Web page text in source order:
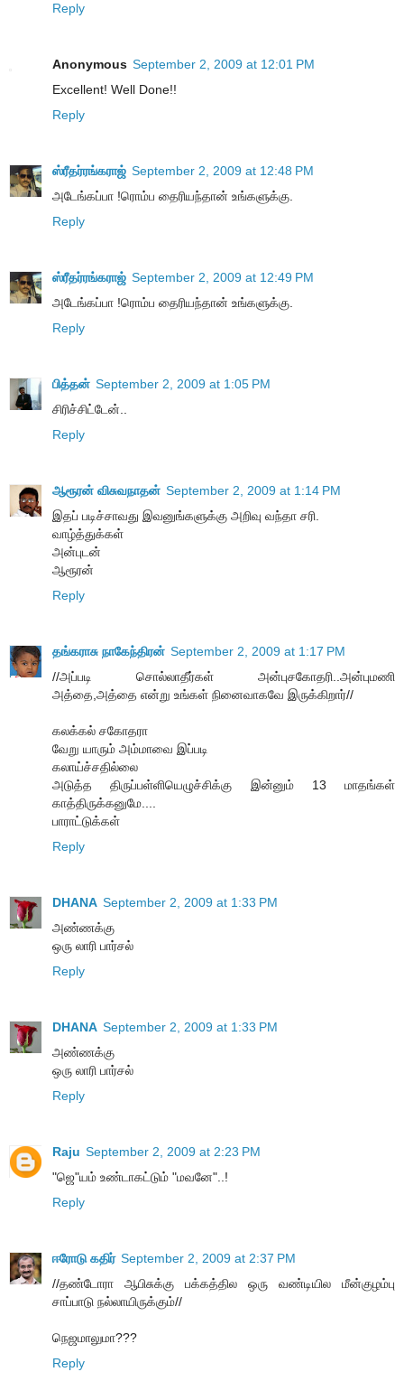
Reply
Anonymous September 2, 2009 at 12:01 PM
Excellent! Well Done!!
Reply
ஸ்ரீதர்ரங்கராஜ் September 2, 2009 at 12:48 PM
அடேங்கப்பா !ரொம்ப தைரியந்தான் உங்களுக்கு.
Reply
ஸ்ரீதர்ரங்கராஜ் September 2, 2009 at 12:49 PM
அடேங்கப்பா !ரொம்ப தைரியந்தான் உங்களுக்கு.
Reply
பித்தன் September 2, 2009 at 1:05 PM
சிரிச்சிட்டேன்..
Reply
ஆரூரன் விசுவநாதன் September 2, 2009 at 1:14 PM
இதப் படிச்சாவது இவனுங்களுக்கு அறிவு வந்தா சரி.
வாழ்த்துக்கள்
அன்புடன்
ஆரூரன்
Reply
தங்கராசு நாகேந்திரன் September 2, 2009 at 1:17 PM
//அப்படி சொல்லாதீர்கள் அன்புசகோதரி..அன்புமணி
அத்தை,அத்தை என்று உங்கள் நினைவாகவே இருக்கிறார்//
கலக்கல் சகோதரா
வேறு யாரும் அம்மாவை இப்படி
கலாய்ச்சதில்லை
அடுத்த திருப்பள்ளியெழுச்சிக்கு இன்னும் 13 மாதங்கள்
காத்திருக்கனுமே....
பாராட்டுக்கள்
Reply
DHANA September 2, 2009 at 1:33 PM
அண்ணக்கு
ஒரு லாரி பார்சல்
Reply
DHANA September 2, 2009 at 1:33 PM
அண்ணக்கு
ஒரு லாரி பார்சல்
Reply
Raju September 2, 2009 at 2:23 PM
"ஜெ"யம் உண்டாகட்டும் "மவனே"..!
Reply
ஈரோடு கதிர் September 2, 2009 at 2:37 PM
//தண்டோரா ஆபிசுக்கு பக்கத்தில ஒரு வண்டியில மீன்குழம்பு
சாப்பாடு நல்லாயிருக்கும்//
நெஜமாலுமா???
Reply